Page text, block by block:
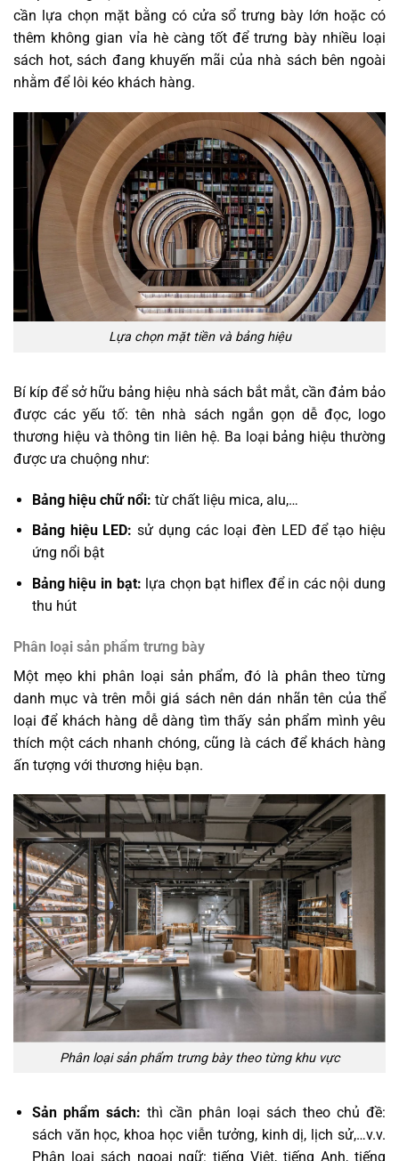
cần lựa chọn mặt bằng có cửa sổ trưng bày lớn hoặc có
thêm không gian vỉa hè càng tốt để trưng bày nhiều loại
sách hot, sách đang khuyến mãi của nhà sách bên ngoài
nhằm để lôi kéo khách hàng.
Lựa chọn mặt tiền và bảng hiệu
Bí kíp để sở hữu bảng hiệu nhà sách bắt mắt, cần đảm bảo
được các yếu tố: tên nhà sách ngắn gọn dễ đọc, logo
thương hiệu và thông tin liên hệ. Ba loại bảng hiệu thường
được ưa chuộng như:
Bảng hiệu chữ nổi: từ chất liệu mica, alu,…
Bảng hiệu LED: sử dụng các loại đèn LED để tạo hiệu
ứng nổi bật
Bảng hiệu in bạt: lựa chọn bạt hiflex để in các nội dung
thu hút
Phân loại sản phẩm trưng bày
Một mẹo khi phân loại sản phẩm, đó là phân theo từng
danh mục và trên mỗi giá sách nên dán nhãn tên của thể
loại để khách hàng dễ dàng tìm thấy sản phẩm mình yêu
thích một cách nhanh chóng, cũng là cách để khách hàng
ấn tượng với thương hiệu bạn.
Phân loại sản phẩm trưng bày theo từng khu vực
Sản phẩm sách: thì cần phân loại sách theo chủ đề:
sách văn học, khoa học viễn tưởng, kinh dị, lịch sử,…v.v.
Phân loại sách ngoại ngữ: tiếng Việt, tiếng Anh, tiếng